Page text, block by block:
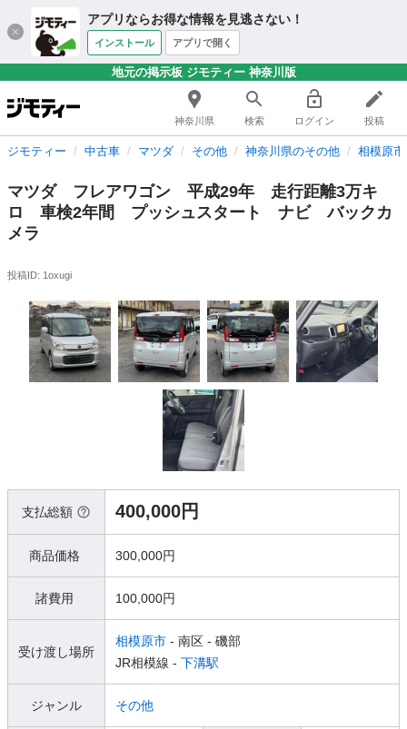
アプリならお得な情報を見逃さない！
インストール アプリで開く
地元の掲示板 ジモティー 神奈川版
神奈川県 検索 ログイン 投稿
ジモティー 中古車 マツダ その他 神奈川県のその他 相模原
マツダ フレアワゴン 平成29年 走行距離3万キ
ロ 車検2年間 プッシュスタート ナビ バックカ
メラ
投稿ID: 1oxugi
支払総額 400,000円
商品価格 300,000円
諸費用 100,000円
受け渡し場所
相模原市 - 南区 - 磯部
JR相模線 - 下溝駅
ジャンル その他